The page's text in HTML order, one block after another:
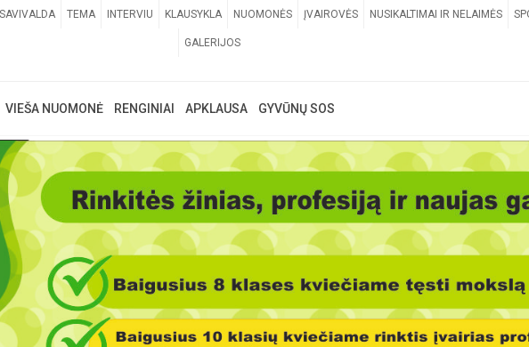
SAVIVALDA TEMA INTERVIU KLAUSYKLA NUOMONĖS ĮVAIROVĖS NUSIKALTIMAI IR NELAIMĖS
GALERIJOS
VIEŠA NUOMONĖ RENGINIAI APKLAUSA GYVŪNŲ SOS